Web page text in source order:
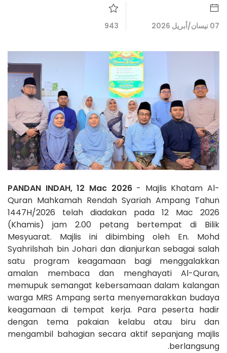
07 نيسان/أبريل 2026 943
PANDAN INDAH, 12 Mac 2026- Majlis Khatam Al-
Quran Mahkamah Rendah Syariah Ampang Tahun
1447H/2026 telah diadakan pada 12 Mac 2026
(Khamis) jam 2.00 petang bertempat di Bilik
Mesyuarat. Majlis ini dibimbing oleh En. Mohd
Syahrilshah bin Johari dan dianjurkan sebagai salah
satu program keagamaan bagi menggalakkan
amalan membaca dan menghayati Al-Quran,
memupuk semangat kebersamaan dalam kalangan
warga MRS Ampang serta menyemarakkan budaya
keagamaan di tempat kerja. Para peserta hadir
dengan tema pakaian kelabu atau biru dan
mengambil bahagian secara aktif sepanjang majlis
berlangsung.